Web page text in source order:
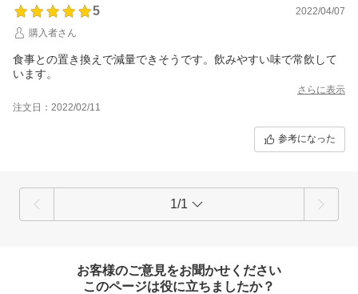
5
2022/04/07
購入者さん
食事との置き換えで減量できそうです。飲みやすい味で常飲して
います。
さらに表示
注文日：2022/02/11
参考になった
1/1
お客様のご意見をお聞かせください
このページは役に立ちましたか？